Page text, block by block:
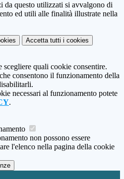
da questo utilizzati si avvalgono di
ed utili alle finalità illustrate nella
Accetta tutti i cookies
scegliere quali cookie consentire.
consentono il funzionamento della
necessari al funzionamento potete
.
non possono essere
l'elenco nella pagina della cookie